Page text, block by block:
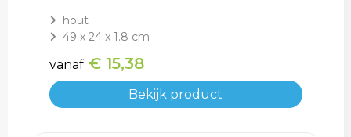
hout
49 x 24 x 1.8 cm
vanaf € 15,38
Bekijk product